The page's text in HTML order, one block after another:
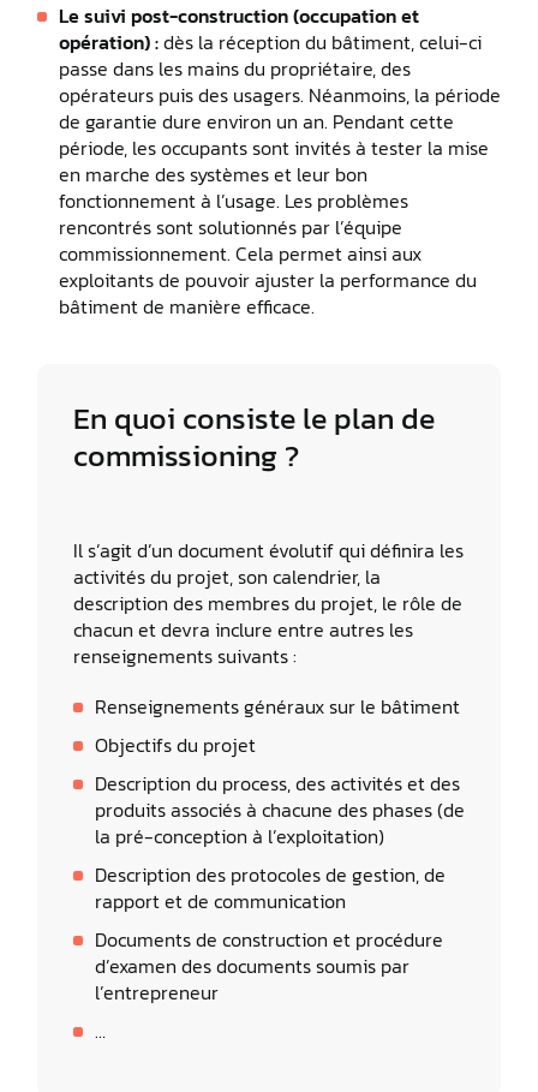
Le suivi post-construction (occupation et
opération) :dès la réception du bâtiment, celui-ci
passe dans les mains du propriétaire, des
opérateurs puis des usagers. Néanmoins, la période
de garantie dure environ un an. Pendant cette
période, les occupants sont invités à tester la mise
en marche des systèmes et leur bon
fonctionnement à l’usage. Les problèmes
rencontrés sont solutionnés par l’équipe
commissionnement. Cela permet ainsi aux
exploitants de pouvoir ajuster la performance du
bâtiment de manière efficace.
En quoi consiste le plan de
commissioning ?
Il s’agit d’un document évolutif qui définira les
activités du projet, son calendrier, la
description des membres du projet, le rôle de
chacun et devra inclure entre autres les
renseignements suivants :
Renseignements généraux sur le bâtiment
Objectifs du projet
Description du process, des activités et des
produits associés à chacune des phases (de
la pré-conception à l’exploitation)
Description des protocoles de gestion, de
rapport et de communication
Documents de construction et procédure
d’examen des documents soumis par
l’entrepreneur
…